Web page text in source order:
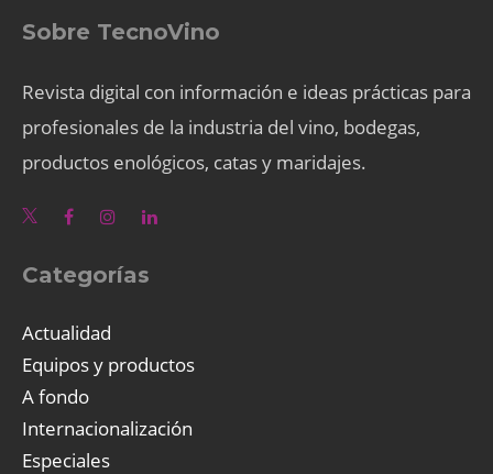
Sobre TecnoVino
Revista digital con información e ideas prácticas para
profesionales de la industria del vino, bodegas,
productos enológicos, catas y maridajes.
Categorías
Actualidad
Equipos y productos
A fondo
Internacionalización
Especiales